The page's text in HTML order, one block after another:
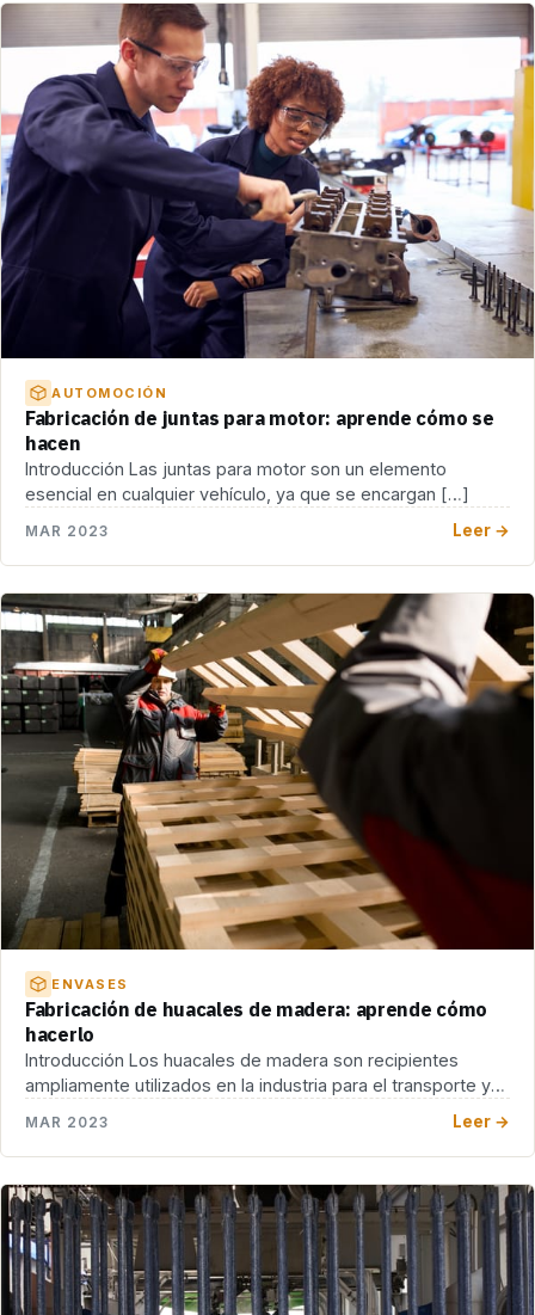
AUTOMOCIÓN
Fabricación de juntas para motor: aprende cómo se
hacen
Introducción Las juntas para motor son un elemento
esencial en cualquier vehículo, ya que se encargan […]
MAR 2023 Leer →
ENVASES
Fabricación de huacales de madera: aprende cómo
hacerlo
Introducción Los huacales de madera son recipientes
ampliamente utilizados en la industria para el transporte y
MAR 2023 Leer →